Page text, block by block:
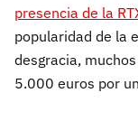
presencia de la
popularidad de la
desgracia,
5.000 euros por